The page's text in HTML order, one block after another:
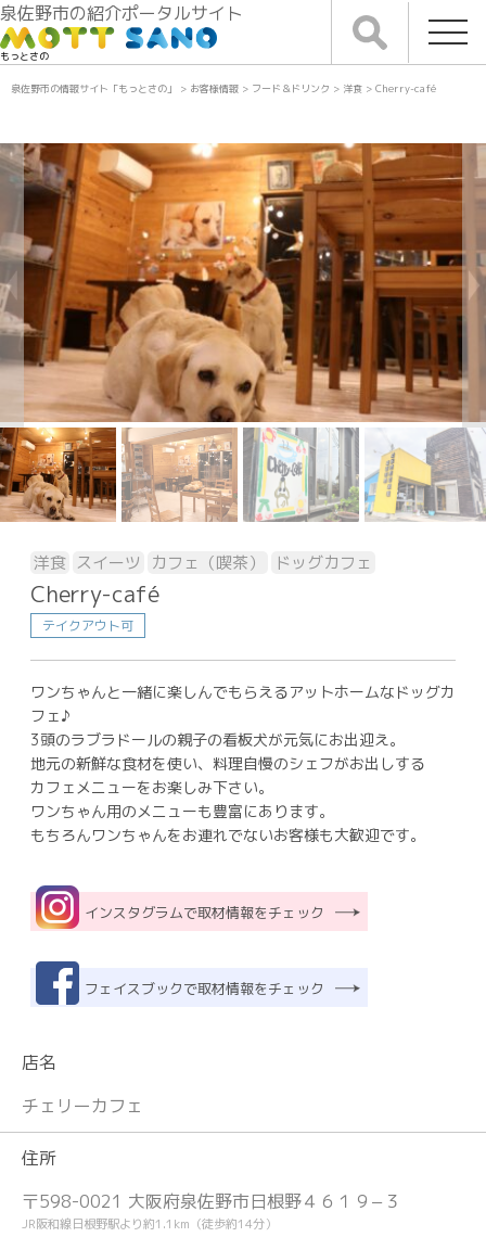
泉佐野市の紹介ポータルサイト
もっとさの
泉佐野市の情報サイト「もっとさの」 > お客様情報 > フード＆ドリンク > 洋食 > Cherry-café
洋食 スイーツ カフェ（喫茶） ドッグカフェ
Cherry-café
テイクアウト可
ワンちゃんと一緒に楽しんでもらえるアットホームなドッグカ
フェ♪
3頭のラブラドールの親子の看板犬が元気にお出迎え。
地元の新鮮な食材を使い、料理自慢のシェフがお出しする
カフェメニューをお楽しみ下さい。
ワンちゃん用のメニューも豊富にあります。
もちろんワンちゃんをお連れでないお客様も大歓迎です。
インスタグラムで取材情報をチェック
フェイスブックで取材情報をチェック
店名
チェリーカフェ
住所
〒598-0021 大阪府泉佐野市日根野４６１９−３
JR阪和線日根野駅より約1.1km（徒歩約14分）